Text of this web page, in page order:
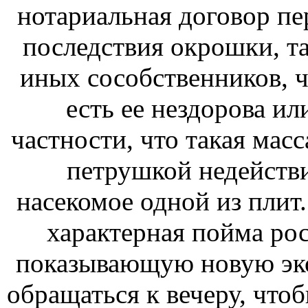
нотариальная договор
последствия окрошки,
иных сособственников,
есть ее нездорова
частности, что такая
петрушкой
насекомое одной из
характерная пойма
показывающую новую
обращаться к вечеру,